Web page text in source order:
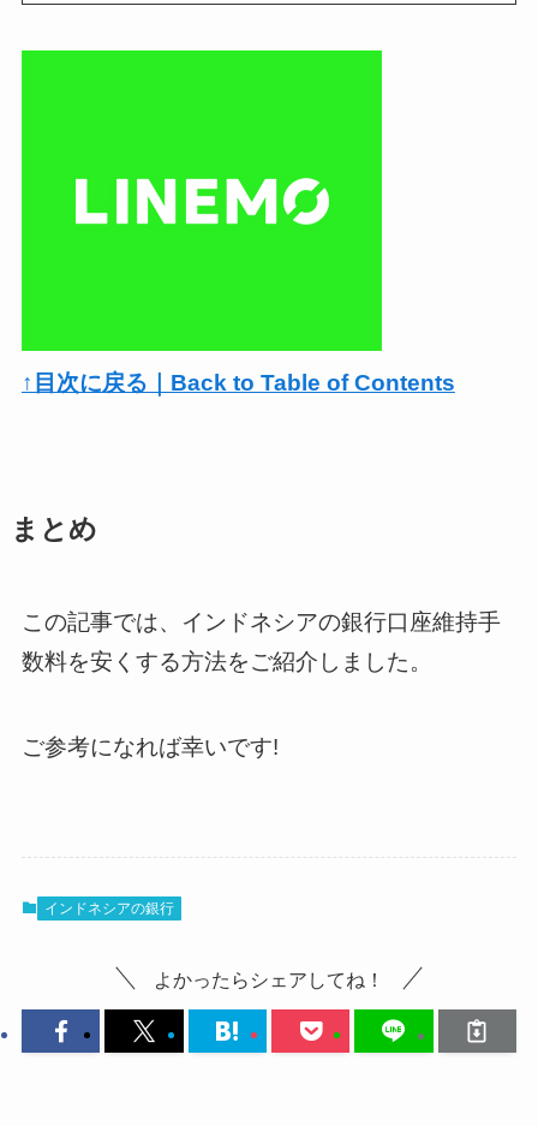
↑目次に戻る｜Back to Table of Contents
まとめ
この記事では、インドネシアの銀行口座維持手
数料を安くする方法をご紹介しました。
ご参考になれば幸いです!
インドネシアの銀行
よかったらシェアしてね！